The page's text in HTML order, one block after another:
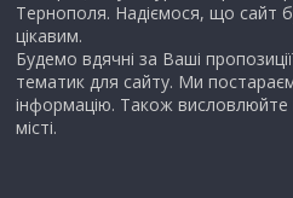
Тернополя. Надіємося, що сайт
цікавим.
Будемо вдячні за Ваші
тематик для сайту. Ми
інформацію. Також висловлюйте
місті.